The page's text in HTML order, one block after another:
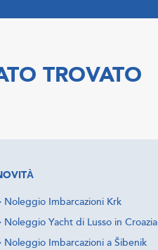
TROVATO
Noleggio Imbarcazioni Krk
Noleggio Yacht di Lusso in Croazia
Noleggio Imbarcazioni a Šibenik